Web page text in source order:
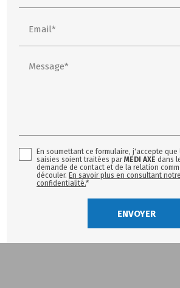
Email*
Message*
En soumettant ce formulaire, j'accepte
saisies soient traitées parMEDI AXE dans
demande de contact et de la relation
découler. En savoir plus en consultant
confidentialité.*